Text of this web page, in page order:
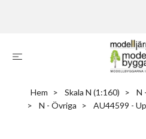
Hem Skala N (1:160)
N
N - Övriga
AU44599 -